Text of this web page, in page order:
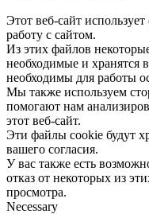
Этот веб-сайт
работу с сайтом.
Из этих файлов
необходимые и хранятся
необходимы для работы
Мы также используем
помогают нам
этот веб-сайт.
Эти файлы cookie будут
вашего согласия.
У вас также есть
отказ от некоторых из
просмотра.
Necessary